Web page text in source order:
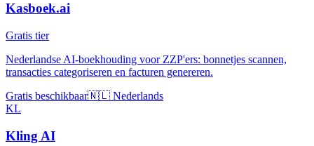
Kasboek.ai
Gratis tier
Nederlandse AI-boekhouding voor ZZP'ers: bonnetjes scannen,
transacties categoriseren en facturen genereren.
Gratis beschikbaar🇳🇱 Nederlands
KL
Kling AI